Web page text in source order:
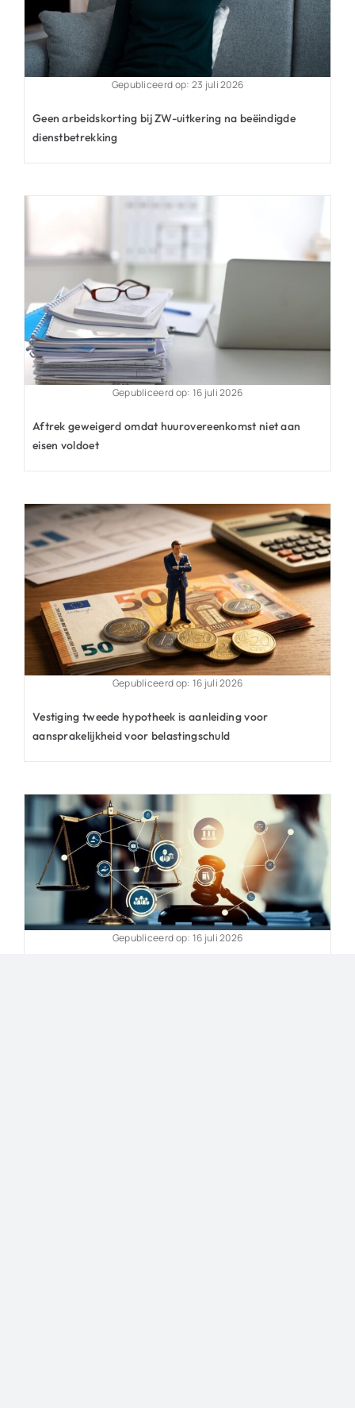
Gepubliceerd op: 23 juli 2026
Geen arbeidskorting bij ZW-uitkering na beëindigde
dienstbetrekking
Gepubliceerd op: 16 juli 2026
Aftrek geweigerd omdat huurovereenkomst niet aan
eisen voldoet
Gepubliceerd op: 16 juli 2026
Vestiging tweede hypotheek is aanleiding voor
aansprakelijkheid voor belastingschuld
Gepubliceerd op: 16 juli 2026